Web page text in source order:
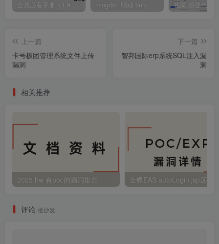
会员必看手册（1.9.0版本 26.4.5更新） mingdon 明动 burp插件0.2.6版本 本地时间校验去除版
上一篇
卡号极团管理系统文件上传
漏洞
下一篇
智邦国际erp系统SQL注入漏
洞
相关推荐
2025 hw 有poc的漏洞集合
评论 抢沙发